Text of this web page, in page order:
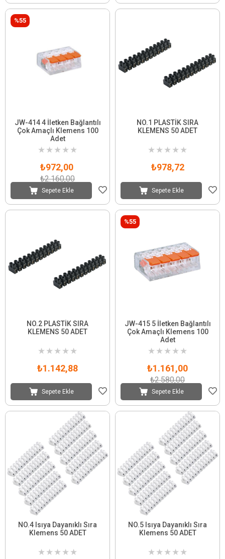
JW-414 4 İletken Bağlantılı
Çok Amaçlı Klemens 100
Adet
★ ★ ★ ★ ★
₺972,00
₺2.160,00
Sepete Ekle
%55
NO.1 PLASTİK SIRA
KLEMENS 50 ADET
★ ★ ★ ★ ★
₺978,72
Sepete Ekle
NO.2 PLASTİK SIRA
KLEMENS 50 ADET
★ ★ ★ ★ ★
₺1.142,88
Sepete Ekle
JW-415 5 İletken Bağlantılı
Çok Amaçlı Klemens 100
Adet
★ ★ ★ ★ ★
₺1.161,00
₺2.580,00
Sepete Ekle
%55
NO.4 Isıya Dayanıklı Sıra
Klemens 50 ADET
★ ★ ★ ★ ★
NO.5 Isıya Dayanıklı Sıra
Klemens 50 ADET
★ ★ ★ ★ ★